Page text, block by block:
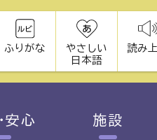
ふりがな
やさしい
日本語
読み
安心 施設